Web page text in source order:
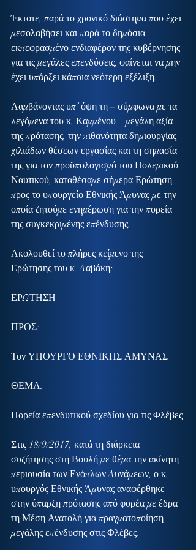
Έκτοτε, παρά το χρονικό διάστημα που έχει
μεσολαβήσει και παρά το δημόσια
εκπεφρασμένο ενδιαφέρον της κυβέρνησης
για τις μεγάλες επενδύσεις, φαίνεται να μην
έχει υπάρξει κάποια νεότερη εξέλιξη.
Λαμβάνοντας υπ’ όψη τη – σύμφωνα με τα
λεγόμενα του κ. Καμμένου – μεγάλη αξία
της πρότασης, την πιθανότητα δημιουργίας
χιλιάδων θέσεων εργασίας και τη σημασία
της για τον προϋπολογισμό του Πολεμικού
Ναυτικού, καταθέσαμε σήμερα Ερώτηση
προς το υπουργείο Εθνικής Άμυνας με την
οποία ζητούμε ενημέρωση για την πορεία
της συγκεκριμένης επένδυσης.
Ακολουθεί το πλήρες κείμενο της
Ερώτησης του κ. Δαβάκη:
ΕΡΩΤΗΣΗ
ΠΡΟΣ:
Τον ΥΠΟΥΡΓΟ ΕΘΝΙΚΗΣ ΑΜΥΝΑΣ
ΘΕΜΑ:
Πορεία επενδυτικού σχεδίου για τις Φλέβες
Στις 18/9/2017, κατά τη διάρκεια
συζήτησης στη Βουλή με θέμα την ακίνητη
περιουσία των Ενόπλων Δυνάμεων, ο κ.
υπουργός Εθνικής Άμυνας αναφέρθηκε
στην ύπαρξη πρότασης από φορέα με έδρα
τη Μέση Ανατολή για πραγματοποίηση
μεγάλης επένδυσης στις Φλέβες: